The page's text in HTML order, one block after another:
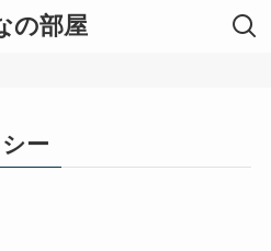
の部屋
ー